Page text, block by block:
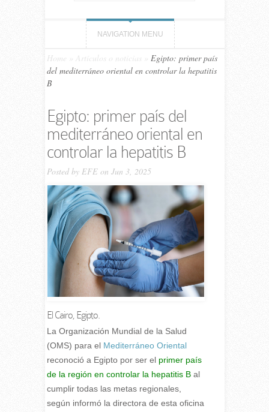
NAVIGATION MENU
Home Artículos o noticias
Egipto: primer país
del mediterráneo oriental en controlar la hepatitis
B
Egipto: primer país del
mediterráneo oriental en
controlar la hepatitis B
Posted by EFEon Jun 3, 2025
El Cairo, Egipto.
La Organización Mundial de la Salud
(OMS) para el Mediterráneo Oriental
reconoció a Egipto por ser elprimer país
de la región en controlar la hepatitis Bal
cumplir todas las metas regionales,
según informó la directora de esta oficina